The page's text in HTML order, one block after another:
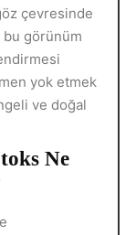
çevresinde
bu görünüm
yok etmek
ve doğal
Ne